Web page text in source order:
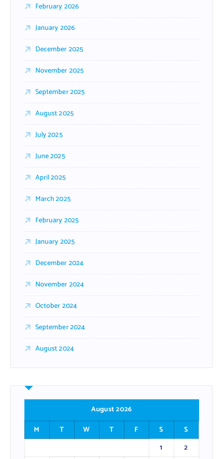
February 2026
January 2026
December 2025
November 2025
September 2025
August 2025
July 2025
June 2025
April 2025
March 2025
February 2025
January 2025
December 2024
November 2024
October 2024
September 2024
August 2024
August 2026
M
T W T F S
S
1
2